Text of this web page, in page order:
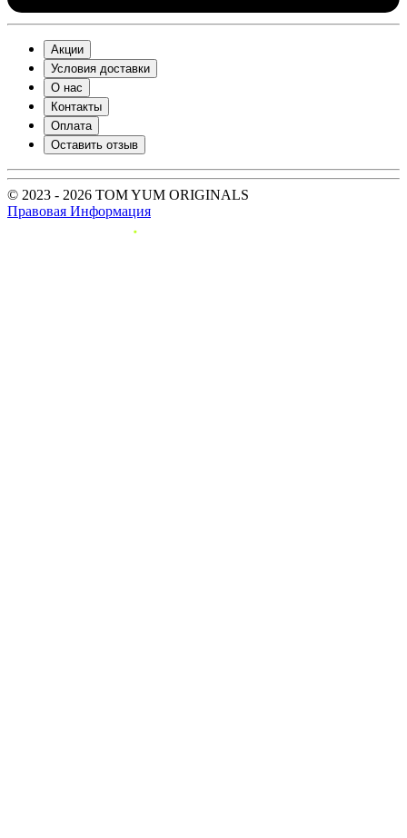
Акции
Условия доставки
О нас
Контакты
Оплата
Оставить отзыв
© 2023 - 2026 TOM YUM ORIGINALS
Правовая Информация